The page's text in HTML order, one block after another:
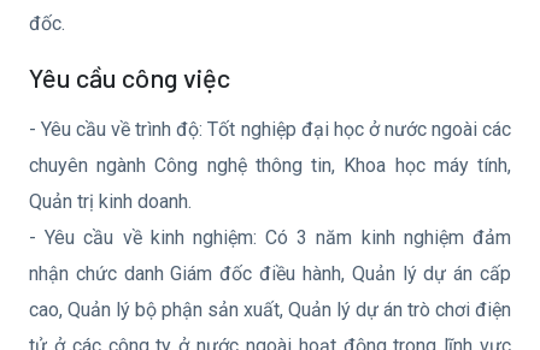
đốc.
Yêu cầu công việc
- Yêu cầu về trình độ: Tốt nghiệp đại học ở nước ngoài các
chuyên ngành Công nghệ thông tin, Khoa học máy tính,
Quản trị kinh doanh.
- Yêu cầu về kinh nghiệm: Có 3 năm kinh nghiệm đảm
nhận chức danh Giám đốc điều hành, Quản lý dự án cấp
cao, Quản lý bộ phận sản xuất, Quản lý dự án trò chơi điện